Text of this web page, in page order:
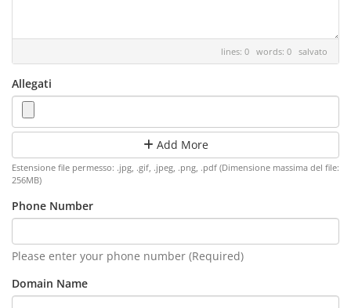
lines: 0 words: 0 salvato
Allegati
Add More
Estensione file permesso: .jpg, .gif, .jpeg, .png, .pdf (Dimensione massima del file:
256MB)
Phone Number
Please enter your phone number (Required)
Domain Name